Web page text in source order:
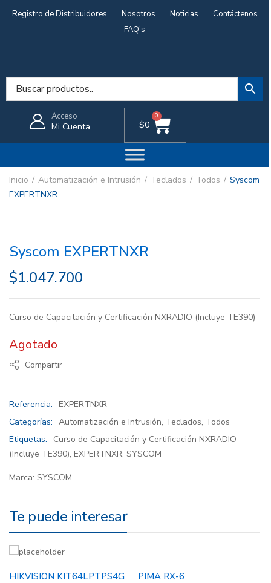
Registro de Distribuidores Nosotros Noticias
Contáctenos
FAQ’s
Acceso
Mi Cuenta $0
0
Inicio Automatización e Intrusión Teclados Todos
Syscom
EXPERTNXR
Syscom EXPERTNXR
$1.047.700
Curso de Capacitación y Certificación NXRADIO (Incluye TE390)
Agotado
Compartir
Referencia: EXPERTNXR
Categorías: Automatización e Intrusión, Teclados, Todos
Etiquetas:
Curso de Capacitación y Certificación NXRADIO
(Incluye TE390), EXPERTNXR, SYSCOM
Marca: SYSCOM
Te puede interesar
HIKVISION KIT64LPTPS4G PIMA RX-6